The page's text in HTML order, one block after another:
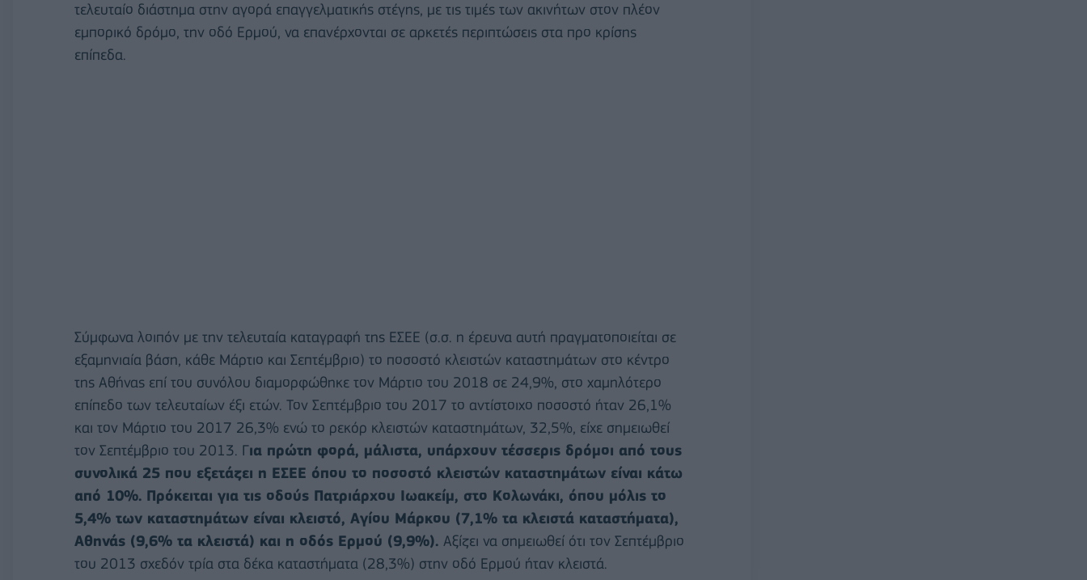
τελευταίο διάστημα στην αγορά επαγγελματικής στέγης, με τις τιμές των ακινήτων στον πλέον
εμπορικό δρόμο, την οδό Ερμού, να επανέρχονται σε αρκετές περιπτώσεις στα προ κρίσης
επίπεδα.
Σύμφωνα λοιπόν με την τελευταία καταγραφή της ΕΣΕΕ (σ.σ. η έρευνα αυτή πραγματοποιείται σε
εξαμηνιαία βάση, κάθε Μάρτιο και Σεπτέμβριο) το ποσοστό κλειστών καταστημάτων στο κέντρο
της Αθήνας επί του συνόλου διαμορφώθηκε τον Μάρτιο του 2018 σε 24,9%, στο χαμηλότερο
επίπεδο των τελευταίων έξι ετών. Τον Σεπτέμβριο του 2017 το αντίστοιχο ποσοστό ήταν 26,1%
και τον Μάρτιο του 2017 26,3% ενώ το ρεκόρ κλειστών καταστημάτων, 32,5%, είχε σημειωθεί
τον Σεπτέμβριο του 2013. Για πρώτη φορά, μάλιστα, υπάρχουν τέσσερις δρόμοι από τους
συνολικά 25 που εξετάζει η ΕΣΕΕ όπου το ποσοστό κλειστών καταστημάτων είναι κάτω
από 10%. Πρόκειται για τις οδούς Πατριάρχου Ιωακείμ, στο Κολωνάκι, όπου μόλις το
5,4% των καταστημάτων είναι κλειστό, Αγίου Μάρκου (7,1% τα κλειστά καταστήματα),
Αθηνάς (9,6% τα κλειστά) και η οδός Ερμού (9,9%). Αξίζει να σημειωθεί ότι τον Σεπτέμβριο
του 2013 σχεδόν τρία στα δέκα καταστήματα (28,3%) στην οδό Ερμού ήταν κλειστά.